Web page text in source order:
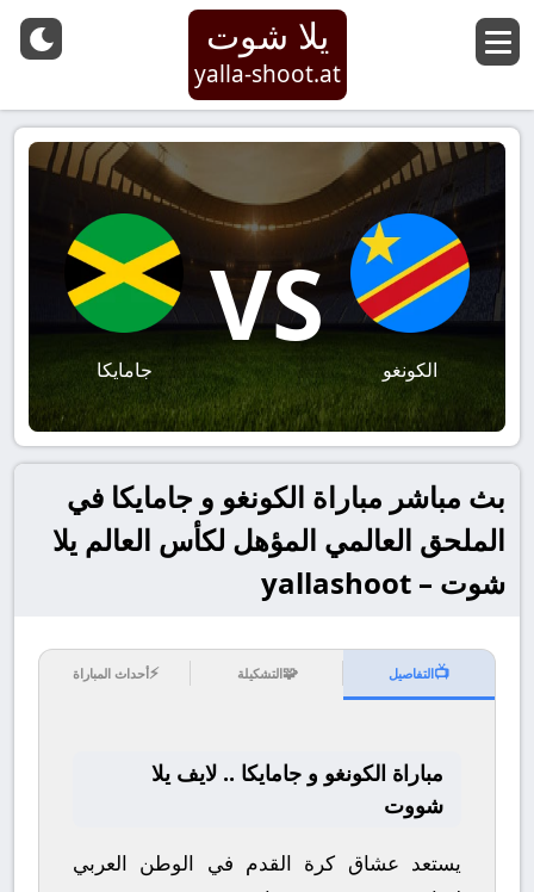
يلا شوت
yalla-shoot.at
الكونغو
VS
جامايكا
بث مباشر مباراة الكونغو و جامايكا في
الملحق العالمي المؤهل لكأس العالم يلا
شوت – yallashoot
📺التفاصيل 🧩التشكيلة ⚡أحداث المباراة
مباراة الكونغو و جامايكا .. لايف يلا
شووت
يستعد عشاق كرة القدم في الوطن العربي